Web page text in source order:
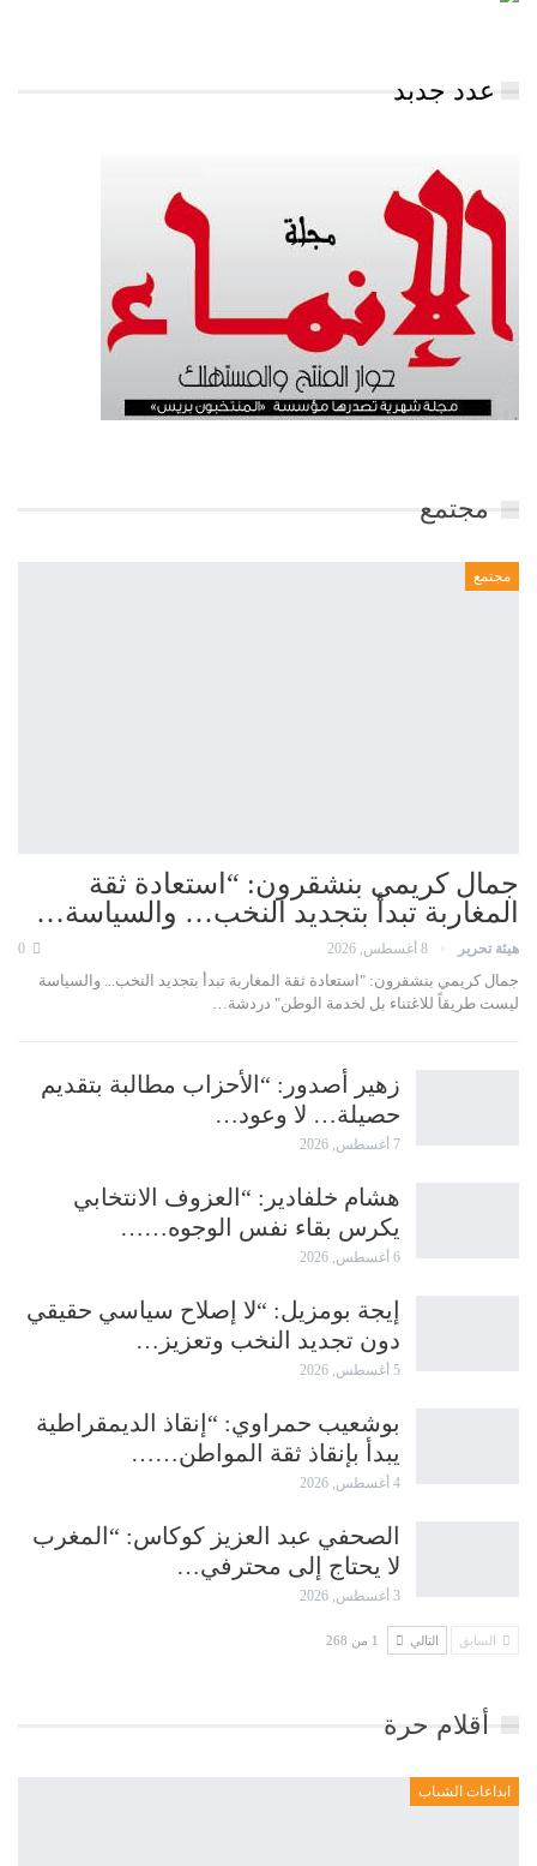
عدد جدبد
مجتمع
مجتمع
جمال كريمي بنشقرون: “استعادة ثقة
المغاربة تبدأ بتجديد النخب… والسياسة…
هيئة تحرير 8 أغسطس, 2026
جمال كريمي بنشقرون: "استعادة ثقة المغاربة تبدأ بتجديد النخب... والسياسة
ليست طريقاً للاغتناء بل لخدمة الوطن" دردشة…
زهير أصدور: “الأحزاب مطالبة بتقديم
حصيلة… لا وعود…
7 أغسطس, 2026
هشام خلفادير: “العزوف الانتخابي
يكرس بقاء نفس الوجوه……
6 أغسطس, 2026
إيجة بومزيل: “لا إصلاح سياسي حقيقي
دون تجديد النخب وتعزيز…
5 أغسطس, 2026
بوشعيب حمراوي: “إنقاذ الديمقراطية
يبدأ بإنقاذ ثقة المواطن……
4 أغسطس, 2026
الصحفي عبد العزيز كوكاس: “المغرب
لا يحتاج إلى محترفي…
3 أغسطس, 2026
السابق التالي 1 من 268
أقلام حرة
ابداعات الشباب